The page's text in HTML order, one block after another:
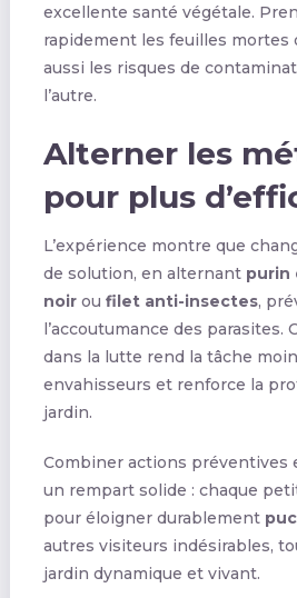
excellente santé végétale.
rapidement les feuilles mortes
aussi les risques de
l’autre.
Alterner les
pour plus
L’expérience montre que
de solution, en alternant purin
noirou filet anti-insectes,
l’accoutumance des parasites.
dans la lutte rend la tâche
envahisseurs et renforce la
jardin.
Combiner actions préventives
un rempart solide : chaque
pour éloigner durablement
autres visiteurs indésirables,
jardin dynamique et vivant.